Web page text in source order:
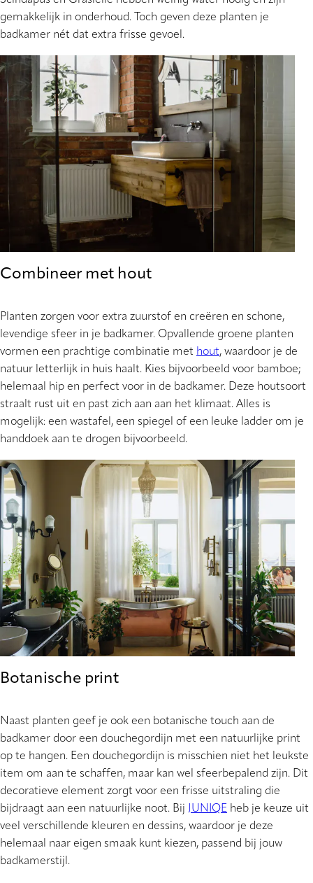
gemakkelijk in onderhoud. Toch geven deze planten je
badkamer nét dat extra frisse gevoel.
Combineer met hout
Planten zorgen voor extra zuurstof en creëren en schone,
levendige sfeer in je badkamer. Opvallende groene planten
vormen een prachtige combinatie met hout, waardoor je de
natuur letterlijk in huis haalt. Kies bijvoorbeeld voor bamboe;
helemaal hip en perfect voor in de badkamer. Deze houtsoort
straalt rust uit en past zich aan aan het klimaat. Alles is
mogelijk: een wastafel, een spiegel of een leuke ladder om je
handdoek aan te drogen bijvoorbeeld.
Botanische print
Naast planten geef je ook een botanische touch aan de
badkamer door een douchegordijn met een natuurlijke print
op te hangen. Een douchegordijn is misschien niet het leukste
item om aan te schaffen, maar kan wel sfeerbepalend zijn. Dit
decoratieve element zorgt voor een frisse uitstraling die
bijdraagt aan een natuurlijke noot. Bij JUNIQE heb je keuze uit
veel verschillende kleuren en dessins, waardoor je deze
helemaal naar eigen smaak kunt kiezen, passend bij jouw
badkamerstijl.